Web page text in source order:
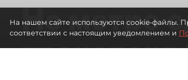
Не метро
транспорт
На нашем сайте используются cookie-файлы.
соответствии с настоящим уведомлением и